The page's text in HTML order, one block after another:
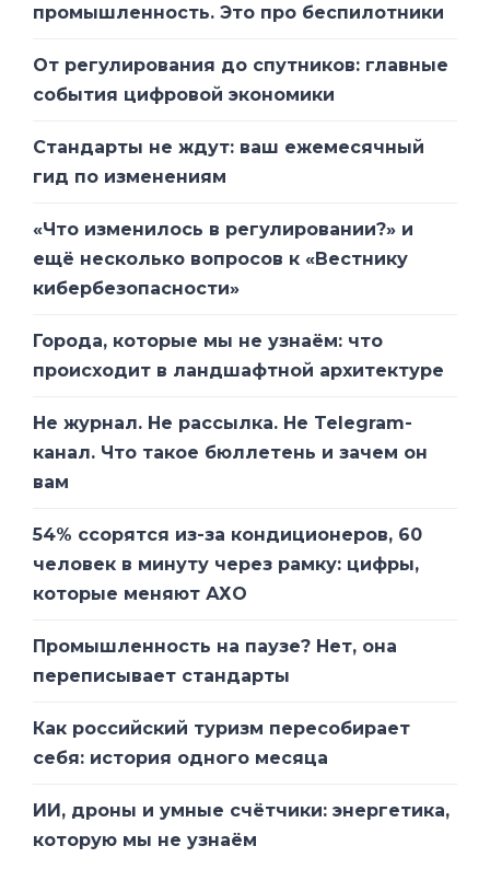
промышленность. Это про беспилотники
От регулирования до спутников: главные
события цифровой экономики
Стандарты не ждут: ваш ежемесячный
гид по изменениям
«Что изменилось в регулировании?» и
ещё несколько вопросов к «Вестнику
кибербезопасности»
Города, которые мы не узнаём: что
происходит в ландшафтной архитектуре
Не журнал. Не рассылка. Не Telegram-
канал. Что такое бюллетень и зачем он
вам
54% ссорятся из-за кондиционеров, 60
человек в минуту через рамку: цифры,
которые меняют АХО
Промышленность на паузе? Нет, она
переписывает стандарты
Как российский туризм пересобирает
себя: история одного месяца
ИИ, дроны и умные счётчики: энергетика,
которую мы не узнаём